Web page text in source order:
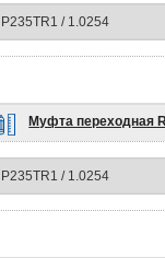
Муфта переходная